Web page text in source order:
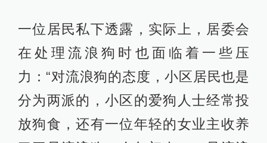
一位居民私下透露，实际上，居委会
在处理流浪狗时也面临着一些压
力：“对流浪狗的态度，小区居民也是
分为两派的，小区的爱狗人士经常投
放狗食，还有一位年轻的女业主收养